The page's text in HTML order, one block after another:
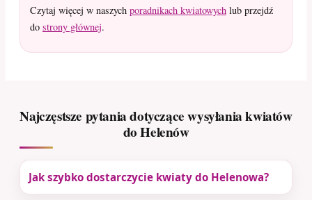
Czytaj więcej w naszych poradnikach kwiatowych lub przejdź
do strony głównej.
Najczęstsze pytania dotyczące wysyłania kwiatów
do Helenów
Jak szybko dostarczycie kwiaty do Helenowa?